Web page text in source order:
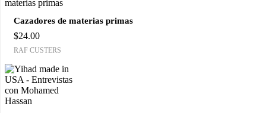
Cazadores de materias primas
$24.00
RAF CUSTERS